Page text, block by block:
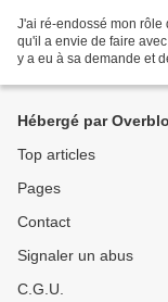
J'ai ré-endossé mon rôle
qu'il a envie de faire
y a eu à sa demande et
Hébergé par
Top articles
Pages
Contact
Signaler un abus
C.G.U.